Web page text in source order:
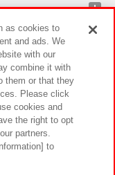
サイトポリシー
ティ方針と検証結果
as cookies to
and ads. We
with our
combine it with
them or that they
Please click
cookies and
the right to opt
partners.
to